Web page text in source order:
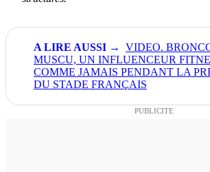
VIDEO.
MUSCU, UN INFLUENCEUR
COMME JAMAIS PENDANT LA
DU STADE FRANÇAIS